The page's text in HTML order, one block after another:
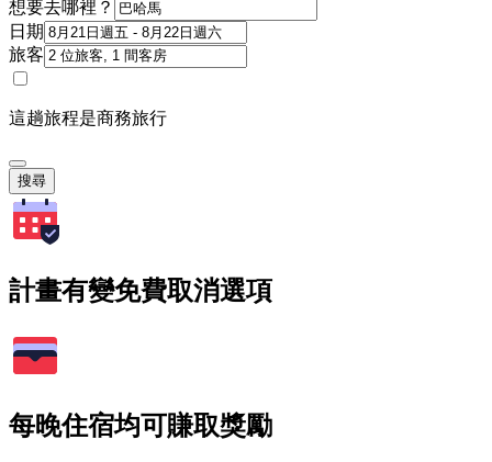
想要去哪裡？
日期
旅客
這趟旅程是商務旅行
搜尋
計畫有變免費取消選項
每晚住宿均可賺取獎勵